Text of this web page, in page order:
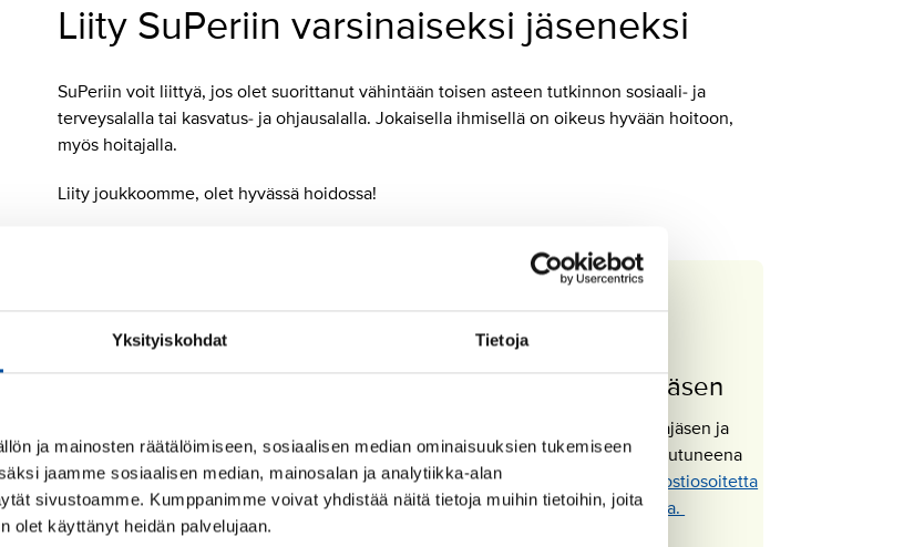
Yksityiskohdat Tietoja
ja mainosten räätälöimiseen, sosiaalisen median ominaisuuksien tukemiseen
jaamme sosiaalisen median, mainosalan ja analytiikka-alan
sivustoamme. Kumppanimme voivat yhdistää näitä tietoja muihin tietoihin, joita
olet käyttänyt heidän palvelujaan.
Liity SuPeriin varsinaiseksi jäseneksi
SuPeriin voit liittyä, jos olet suorittanut vähintään toisen asteen tutkinnon sosiaali- ja
terveysalalla tai kasvatus- ja ohjausalalla. Jokaisella ihmisellä on oikeus hyvään hoitoon,
myös hoitajalla.
Liity joukkoomme, olet hyvässä hoidossa!
sinulla ei olisi vielä työpaikkaa tiedossa.Liity
jäseneksi
Jos olet opiskelijajäsen
Jos olet jo SuPerin opiskelijajäsen ja
valmistumassa, voit liittyä kirjautuneena
Oma SuPerissa
ilman sähköpostiosoitetta
sähköisellä lomakkeella.